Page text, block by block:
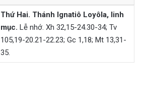
Thứ Hai. Thánh Ignatiô Loyôla, linh
mục. Lễ nhớ. Xh 32,15-24.30-34; Tv
105,19-20.21-22.23; Gc 1,18; Mt 13,31-
35.